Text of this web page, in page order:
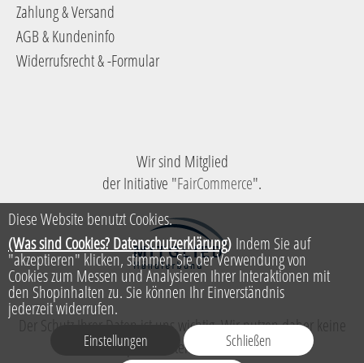
Diese Website benutzt Cookies.
(Was sind Cookies? Datenschutzerklärung) Indem Sie auf
"akzeptieren" klicken, stimmen Sie der Verwendung von
Cookies zum Messen und Analysieren Ihrer Interaktionen mit
den Shopinhalten zu. Sie können Ihr Einverständnis
jederzeit widerrufen.
Einstellungen Schließen
Zahlung & Versand
AGB & Kundeninfo
Widerrufsrecht & -Formular
Wir sind Mitglied
der Initiative "FairCommerce".
Der Schutz Ihrer Daten ist uns wichtig, Wir nutzen daher keine
persistenten Cookies.